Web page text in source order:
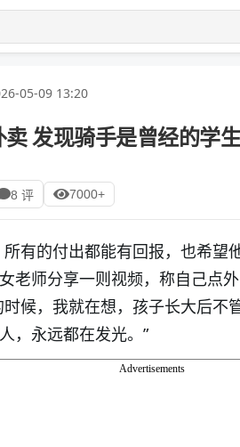
05-09 13:20
发现骑手是曾经的学
8 评 7000+
有的付出都能有回报，也希望
老师分享一则视频，称自己点
时候，我就在想，孩子长大后不
，永远都在发光。”
Advertisements